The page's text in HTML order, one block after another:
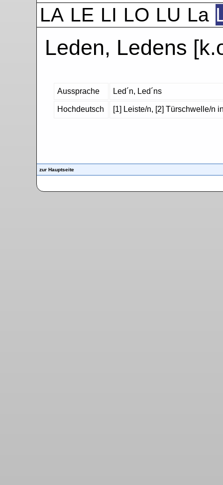
LA LE LI LO LU La
Leden, Ledens
Aussprache Led´n, Led´ns
Hochdeutsch [1] Leiste/n, [2] Türschwelle/n
zur Hauptseite